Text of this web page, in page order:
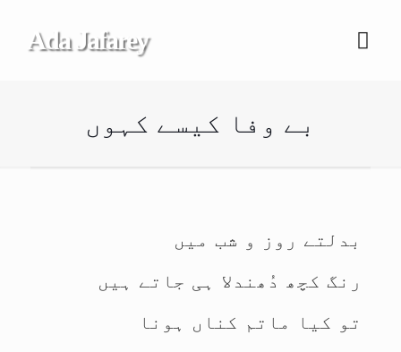
Ada Jafarey
بے وفا کیسے کہوں
بدلتے روز و شب میں
رنگ کچھ دُھندلا ہی جاتے ہیں
تو کیا ماتم کناں ہونا